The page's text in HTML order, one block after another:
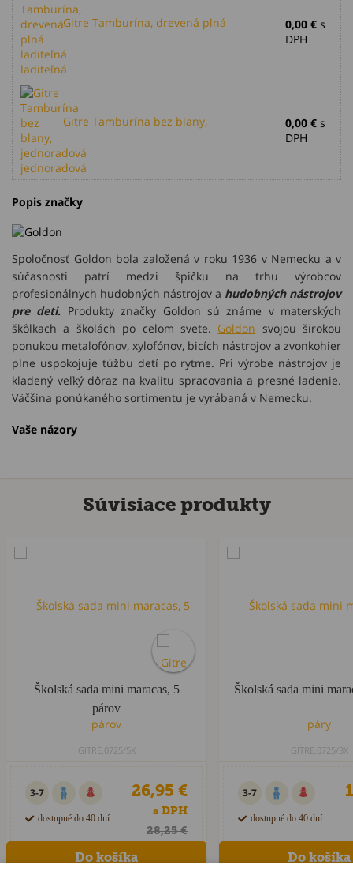
Gitre Tamburína, drevená plná
laditeľná
0,00 € s
DPH
Gitre Tamburína bez blany,
jednoradová
0,00 € s
DPH
Popis značky
Spoločnosť Goldon bola založená v roku 1936 v Nemecku a v
súčasnosti patrí medzi špičku na trhu výrobcov
profesionálnych hudobných nástrojov a hudobných nástrojov
pre deti. Produkty značky Goldon sú známe v materských
škôlkach a školách po celom svete. Goldon svojou širokou
ponukou metalofónov, xylofónov, bicích nástrojov a zvonkohier
plne uspokojuje túžbu detí po rytme. Pri výrobe nástrojov je
kladený veľký dôraz na kvalitu spracovania a presné ladenie.
Väčšina ponúkaného sortimentu je vyrábaná v Nemecku.
Vaše názory
Súvisiace produkty
Školská sada mini maracas, 5
párov
GITRE.0725/5X
3-7
dostupné do 40 dní
26,95 €
s DPH
28,25 €
Školská sada mini
GITRE.0725/3X
3-7
dostupné do 40 dní